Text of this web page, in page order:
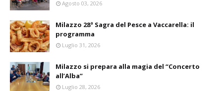
Agosto 03, 2026
Milazzo 28ª Sagra del Pesce a Vaccarella: il
programma
Luglio 31, 2026
Milazzo si prepara alla magia del “Concerto
all’Alba”
Luglio 28, 2026